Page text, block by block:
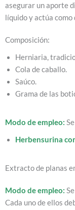
asegurar un aporte
líquido y actúa
Composición:
Herniaria,
Cola de caballo.
Saúco.
Grama de las
Modo de empleo:
Herbensurina
Extracto de planas
Modo de empleo:
Cada uno de ellos